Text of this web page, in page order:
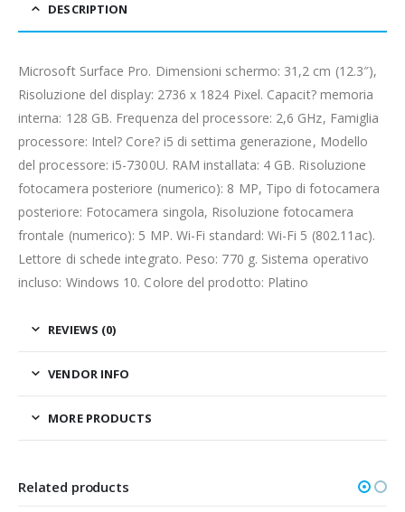
DESCRIPTION
Microsoft Surface Pro. Dimensioni schermo: 31,2 cm (12.3″),
Risoluzione del display: 2736 x 1824 Pixel. Capacit? memoria
interna: 128 GB. Frequenza del processore: 2,6 GHz, Famiglia
processore: Intel? Core? i5 di settima generazione, Modello
del processore: i5-7300U. RAM installata: 4 GB. Risoluzione
fotocamera posteriore (numerico): 8 MP, Tipo di fotocamera
posteriore: Fotocamera singola, Risoluzione fotocamera
frontale (numerico): 5 MP. Wi-Fi standard: Wi-Fi 5 (802.11ac).
Lettore di schede integrato. Peso: 770 g. Sistema operativo
incluso: Windows 10. Colore del prodotto: Platino
REVIEWS (0)
VENDOR INFO
MORE PRODUCTS
Related products